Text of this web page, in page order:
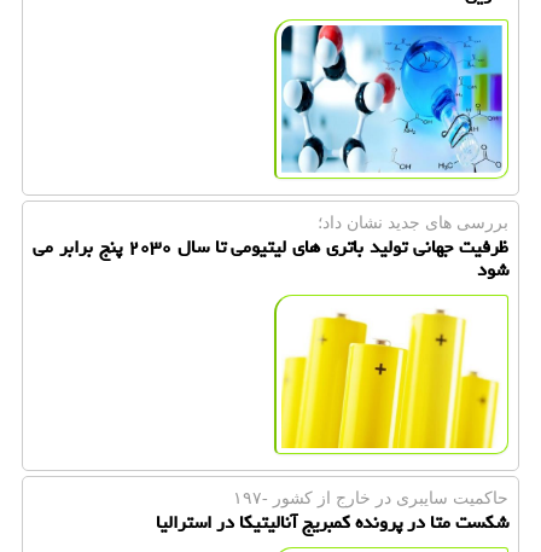
بررسی های جدید نشان داد؛
ظرفیت جهانی تولید باتری های لیتیومی تا سال ۲۰۳۰ پنج برابر می
شود
حاكمیت سایبری در خارج از كشور -۱۹۷
شکست متا در پرونده کمبریج آنالیتیکا در استرالیا